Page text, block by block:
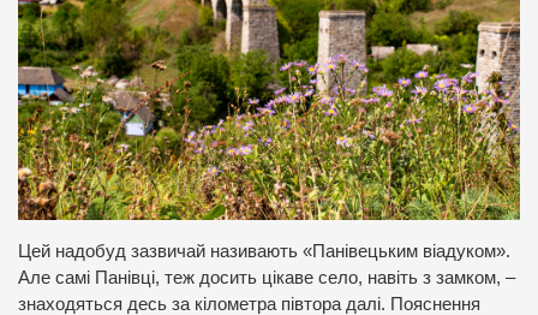
Цей надобуд зазвичай називають «Панівецьким віадуком».
Але самі Панівці, теж досить цікаве село, навіть з замком, –
знаходяться десь за кілометра півтора далі. Пояснення